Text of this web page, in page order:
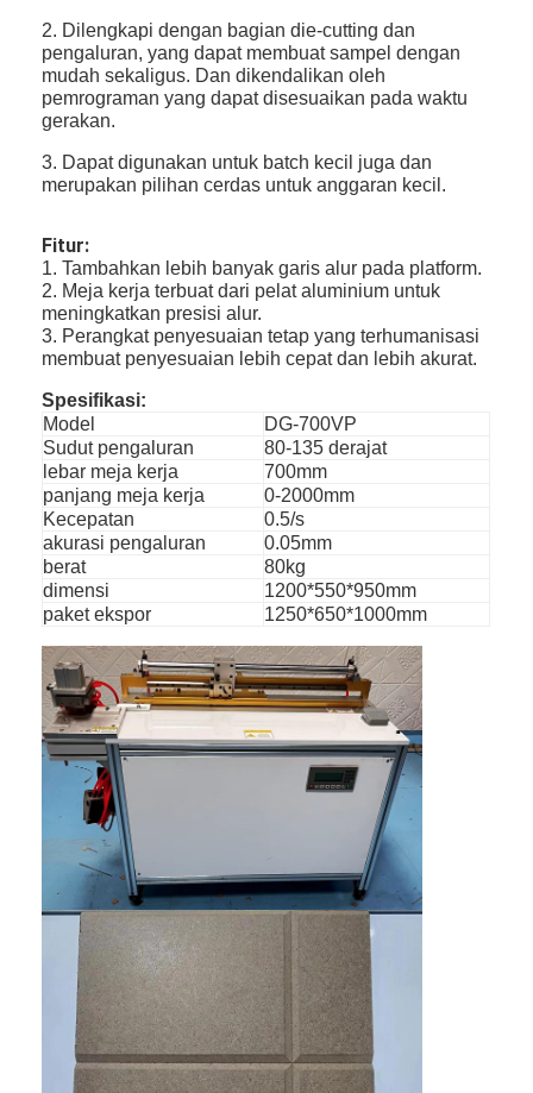
Rumah
Produk
Video
2. Dilengkapi dengan bagian die-cutting dan
pengaluran, yang dapat membuat sampel dengan
mudah sekaligus. Dan dikendalikan oleh
pemrograman yang dapat disesuaikan pada waktu
gerakan.
3. Dapat digunakan untuk batch kecil juga dan
merupakan pilihan cerdas untuk anggaran kecil.
Fitur:
1. Tambahkan lebih banyak garis alur pada platform.
2. Meja kerja terbuat dari pelat aluminium untuk
meningkatkan presisi alur.
3. Perangkat penyesuaian tetap yang terhumanisasi
membuat penyesuaian lebih cepat dan lebih akurat.
Spesifikasi:
Model
DG-700VP
Sudut pengaluran
80-135 derajat
lebar meja kerja
700mm
panjang meja kerja
0-2000mm
Kecepatan
0.5/s
akurasi pengaluran
0.05mm
berat
80kg
dimensi
1200*550*950mm
paket ekspor
1250*650*1000mm